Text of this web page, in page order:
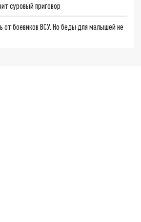
суровый приговор
от боевиков ВСУ. Но беды для малышей не